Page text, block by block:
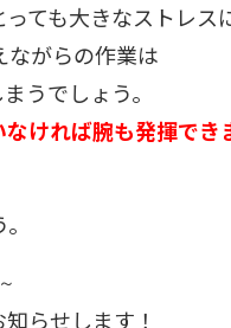
ても大きなストレス
がらの作業は
うでしょう。
ければ腕も発揮でき
～
らせします！